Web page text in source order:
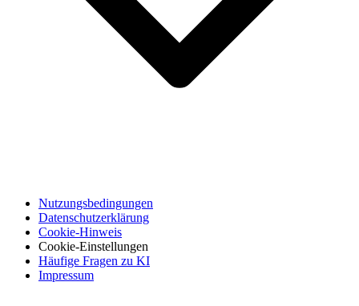
Nutzungsbedingungen
Datenschutzerklärung
Cookie-Hinweis
Cookie-Einstellungen
Häufige Fragen zu KI
Impressum